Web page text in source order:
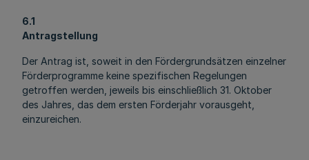
6.1
Antragstellung
Der Antrag ist, soweit in den Fördergrundsätzen einzelner
Förderprogramme keine spezifischen Regelungen
getroffen werden, jeweils bis einschließlich 31. Oktober
des Jahres, das dem ersten Förderjahr vorausgeht,
einzureichen.